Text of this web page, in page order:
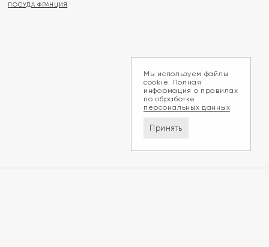
ПОСУДА ФРАНЦИЯ
Мы используем файлы
cookie. Полная
информация о правилах
по обработке
персональных данных
Принять